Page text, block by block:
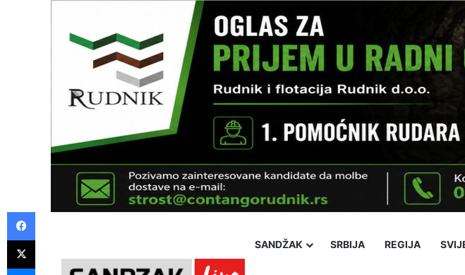
SANDŽAK SRBIJA REGIJA
Facebook
X
Messenger